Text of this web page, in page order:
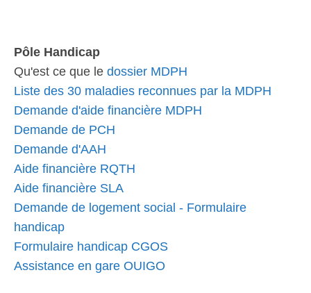
Pôle Handicap
Qu'est ce que le dossier MDPH
Liste des 30 maladies reconnues par la MDPH
Demande d'aide financière MDPH
Demande de PCH
Demande d'AAH
Aide financière RQTH
Aide financière SLA
Demande de logement social - Formulaire
handicap
Formulaire handicap CGOS
Assistance en gare OUIGO